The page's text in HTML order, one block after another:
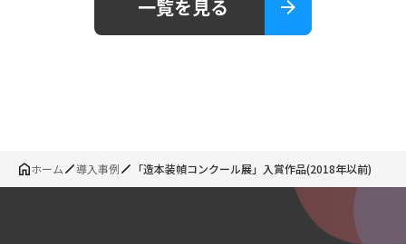
一覧を見る
ホーム 導入事例 「造本装幀コンクール展」入賞作品(2018年以前)